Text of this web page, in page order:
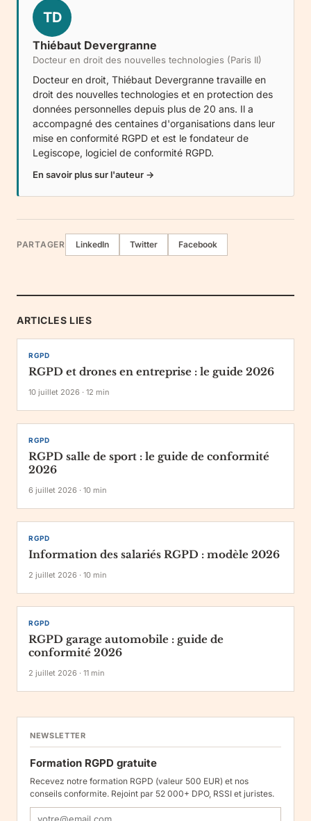
TD
Thiébaut Devergranne
Docteur en droit des nouvelles technologies (Paris II)
Docteur en droit, Thiébaut Devergranne travaille en
droit des nouvelles technologies et en protection des
données personnelles depuis plus de 20 ans. Il a
accompagné des centaines d'organisations dans leur
mise en conformité RGPD et est le fondateur de
Legiscope, logiciel de conformité RGPD.
En savoir plus sur l'auteur →
PARTAGER LinkedIn Twitter Facebook
ARTICLES LIES
RGPD
RGPD et drones en entreprise : le guide 2026
10 juillet 2026 · 12 min
RGPD
RGPD salle de sport : le guide de conformité
2026
6 juillet 2026 · 10 min
RGPD
Information des salariés RGPD : modèle 2026
2 juillet 2026 · 10 min
RGPD
RGPD garage automobile : guide de
conformité 2026
2 juillet 2026 · 11 min
NEWSLETTER
Formation RGPD gratuite
Recevez notre formation RGPD (valeur 500 EUR) et nos
conseils conformite. Rejoint par 52 000+ DPO, RSSI et juristes.